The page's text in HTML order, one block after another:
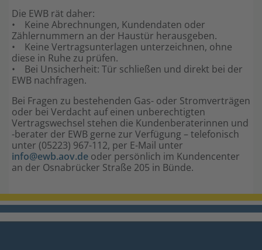
Die EWB rät daher:
• Keine Abrechnungen, Kundendaten oder
Zählernummern an der Haustür herausgeben.
• Keine Vertragsunterlagen unterzeichnen, ohne
diese in Ruhe zu prüfen.
• Bei Unsicherheit: Tür schließen und direkt bei der
EWB nachfragen.
Bei Fragen zu bestehenden Gas- oder Stromverträgen
oder bei Verdacht auf einen unberechtigten
Vertragswechsel stehen die Kundenberaterinnen und
-berater der EWB gerne zur Verfügung – telefonisch
unter (05223) 967-112, per E-Mail unter
info@ewb.aov.de oder persönlich im Kundencenter
an der Osnabrücker Straße 205 in Bünde.